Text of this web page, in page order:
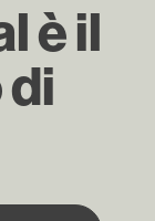
è il
di